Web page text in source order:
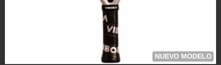
NUEVO MODELO